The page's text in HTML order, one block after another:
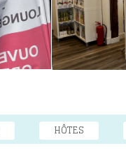
HÔTES